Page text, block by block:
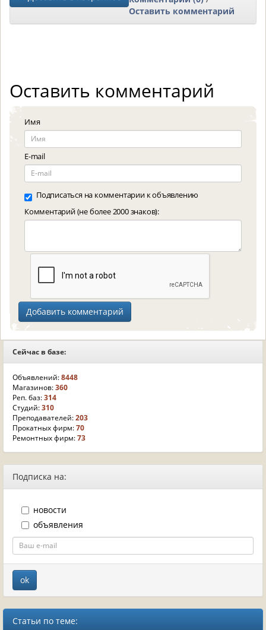
Оставить комментарий
Оставить комментарий
Имя
E-mail
Подписаться на комментарии к объявлению
Комментарий (не более 2000 знаков):
Сейчас в базе:
Объявлений:8448
Магазинов:360
Реп. баз:314
Студий:310
Преподавателей:203
Прокатных фирм:70
Ремонтных фирм:73
Подписка на:
новости
объявления
Статьи по теме: